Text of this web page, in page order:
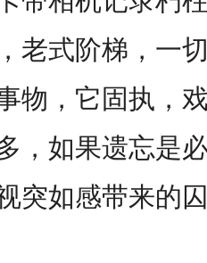
老式阶梯，一
物，它固执，
，如果遗忘是
突如感带来的